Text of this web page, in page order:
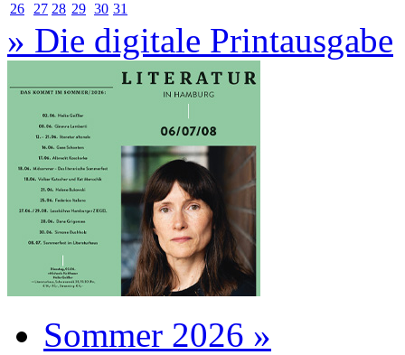
26
27 28 29 30 31
» Die digitale Printausgabe
Sommer 2026 »